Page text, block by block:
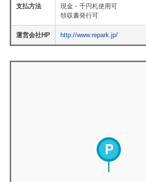
支払方法
現金・千円札使用可
領収書発行可
運営会社HP http://www.repark.jp/